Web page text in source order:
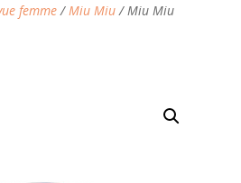
femme/Miu Miu/ Miu Miu